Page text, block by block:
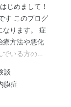
じめまして！
す このブログ
なります。 症
療方法や悪化
いる方の参
期症状など
経緯 子宮内
の経緯 2001
談
膜症